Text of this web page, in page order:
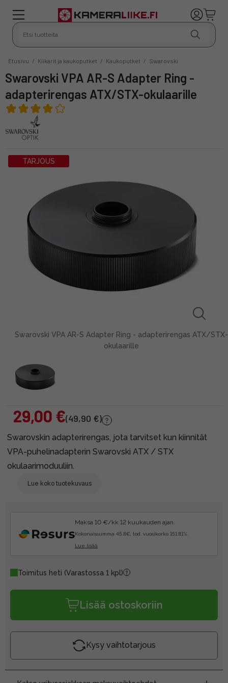
Etusivu / Kiikarit ja kaukoputket / Kaukoputket / Swarovski
Swarovski VPA AR-S Adapter Ring -
adapterirengas ATX/STX-okulaarille
TARJOUS
Swarovski VPA AR-S Adapter Ring - adapterirengas ATX/STX-
okulaarille
29,00 €(49,90 €)
Swarovskin adapterirengas, jota tarvitset kun kiinnität
VPA-puhelinadapterin Swarovski ATX / STX
okulaarimoduuliin.
Lue koko tuotekuvaus
Maksa 10 €/kk 12 kuukauden ajan.
Kokonaissumma 45.8€, tod. vuosikorko 151.81%.
Lue lisää
Toimitus heti (Varastossa 1 kpl)
Lisää ostoskoriin
Kysy vaihtotarjous